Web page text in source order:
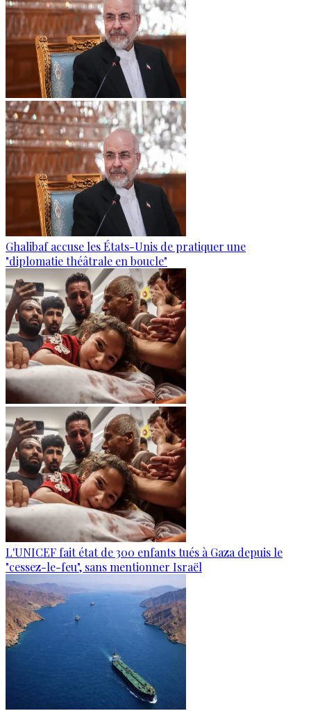
Ghalibaf accuse les États-Unis de pratiquer une
"diplomatie théâtrale en boucle"
L'UNICEF fait état de 300 enfants tués à Gaza depuis le
"cessez-le-feu", sans mentionner Israël